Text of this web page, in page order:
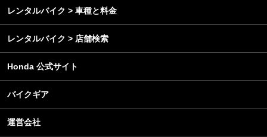
レンタルバイク > 車種と料金
レンタルバイク > 店舗検索
Honda 公式サイト
バイクギア
運営会社